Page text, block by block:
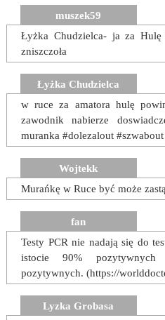
muszek59
Łyżka Chudzielca- ja za
zniszczoła
Łyżka Chudzielca
w ruce za amatora hulę
zawodnik nabierze
muranka #dolezalout #szwabout
Wojtekk
Murańkę w Ruce być może
fan
Testy PCR nie nadają się do
istocie 90%
pozytywnych. (https://
Lyzka Grobasa